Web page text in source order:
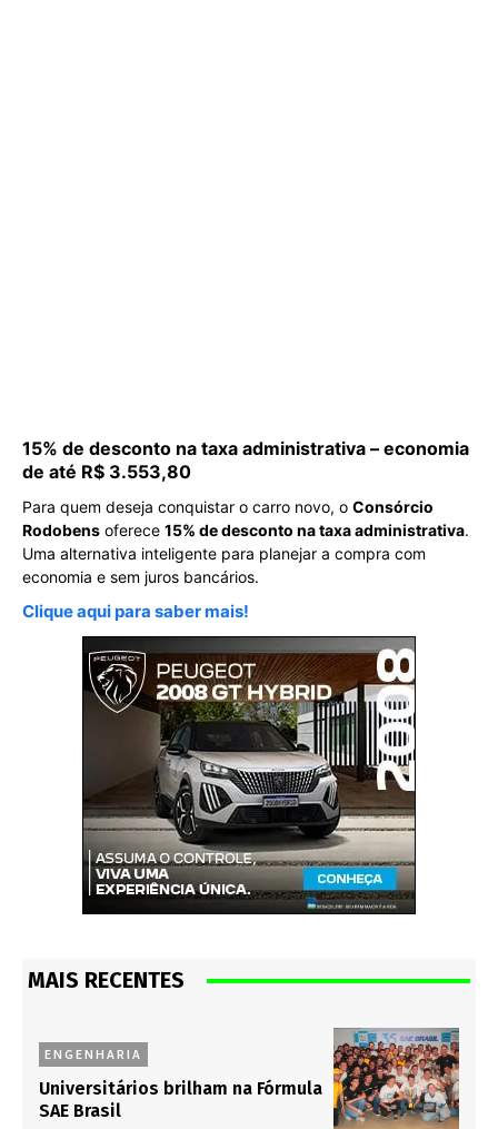
15% de desconto na taxa administrativa – economia
de até R$ 3.553,80
Para quem deseja conquistar o carro novo, o Consórcio
Rodobens oferece 15% de desconto na taxa administrativa.
Uma alternativa inteligente para planejar a compra com
economia e sem juros bancários.
Clique aqui para saber mais!
MAIS RECENTES
ENGENHARIA
Universitários brilham na Fórmula
SAE Brasil